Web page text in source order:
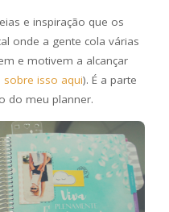
e inspiração que os
onde a gente cola várias
e motivem a alcançar
isso aqui). É a parte
do meu planner.